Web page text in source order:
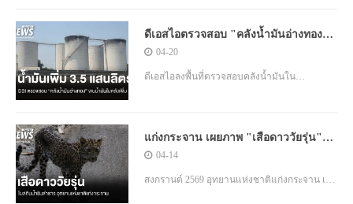
ดีเอสไอตรวจสอบ "คลังน้ำมันอ่างทอง"
พบปริมาณเพิ่ม 3.5 แสนลิตร
04-20
ดีเอสไอลงพื้นที่ตรวจสอบคลังน้ำมันใน
ครองโดยไม่มีเอกสารกำกับ
แก่งกระจาน เผยภาพ "เสือดาววัยรุ่น"
โผล่กินน้ำริมลำธาร ผืนป่ามรดกโลก
04-14
สงกรานต์ 2569 อุทยานแห่งชาติแก่งกระจาน เผย